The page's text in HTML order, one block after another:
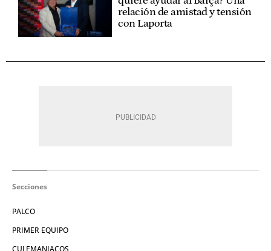
relación de amistad y tensión
con Laporta
Secciones
PALCO
PRIMER EQUIPO
CULEMANIACOS